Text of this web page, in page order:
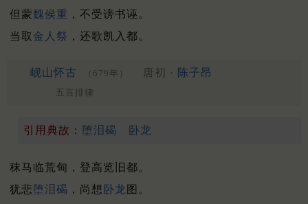
但蒙魏侯重 ，不受谤书诬。
当取 金人祭 ，还歌凯入都。
岘山怀古 （679年） 唐初 · 陈子昂
五言排律
引用典故： 堕泪碣 卧龙
秣马临荒甸，登高览旧都。
犹悲堕泪碣 ，尚想 卧龙 图。